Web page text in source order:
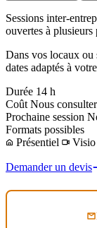
Sessions inter-
ouvertes à plusieurs
Dans vos locaux ou
dates adaptés à
Durée 14 h
Coût Nous consulter
Prochaine session
Formats possibles
Présentiel
Visio
Demander un devis